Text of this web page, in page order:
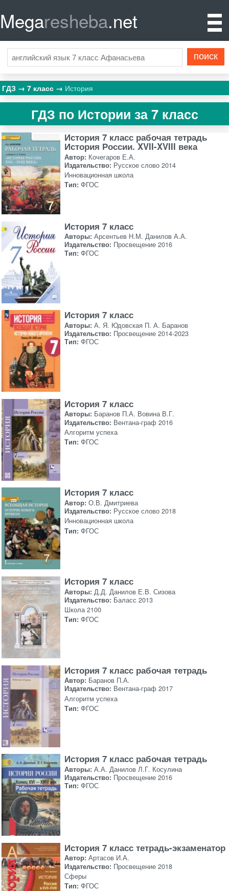
Megaresheba.net
ГДЗ 7 класс История
ГДЗ по Истории за 7 класс
История 7 класс рабочая тетрадь
История России. XVII-XVIII века
Автор: Кочегаров Е.А.
Издательство: Русское слово 2014
Инновационная школа
Тип: ФГОС
История 7 класс
Авторы: Арсентьев Н.М. Данилов А.А.
Издательство: Просвещение 2016
Тип: ФГОС
История 7 класс
Авторы: А. Я. Юдовская П. А. Баранов
Издательство: Просвещение 2014-2023
Тип: ФГОС
История 7 класс
Авторы: Баранов П.А. Вовина В.Г.
Издательство: Вентана-граф 2016
Алгоритм успеха
Тип: ФГОС
История 7 класс
Автор: О.В. Дмитриева
Издательство: Русское слово 2018
Инновационная школа
Тип: ФГОС
История 7 класс
Авторы: Д.Д. Данилов Е.В. Сизова
Издательство: Баласс 2013
Школа 2100
Тип: ФГОС
История 7 класс рабочая тетрадь
Автор: Баранов П.А.
Издательство: Вентана-граф 2017
Алгоритм успеха
Тип: ФГОС
История 7 класс рабочая тетрадь
Авторы: А.А. Данилов Л.Г. Косулина
Издательство: Просвещение 2016
Тип: ФГОС
История 7 класс тетрадь-экзаменатор
Автор: Артасов И.А.
Издательство: Просвещение 2018
Сферы
Тип: ФГОС